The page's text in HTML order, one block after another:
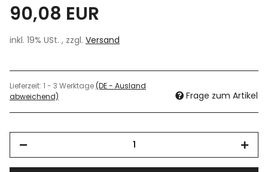
90,08 EUR
inkl. 19% USt. , zzgl. Versand
Lieferzeit: 1 - 3 Werktage(DE - Ausland
abweichend)
Frage zum Artikel